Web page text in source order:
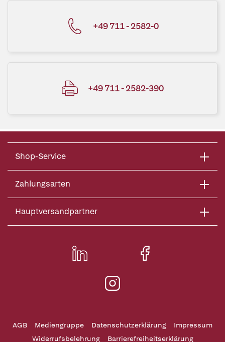
+49 711 - 2582-0
+49 711 - 2582-390
Shop-Service
Zahlungsarten
Hauptversandpartner
AGB Mediengruppe Datenschutzerklärung
Impressum
Widerrufsbelehrung
Barrierefreiheitserklärung